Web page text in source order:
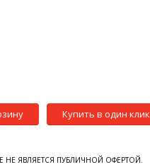
Купить в один клик
НЕ ЯВЛЯЕТСЯ ПУБЛИЧНОЙ ОФЕРТОЙ.